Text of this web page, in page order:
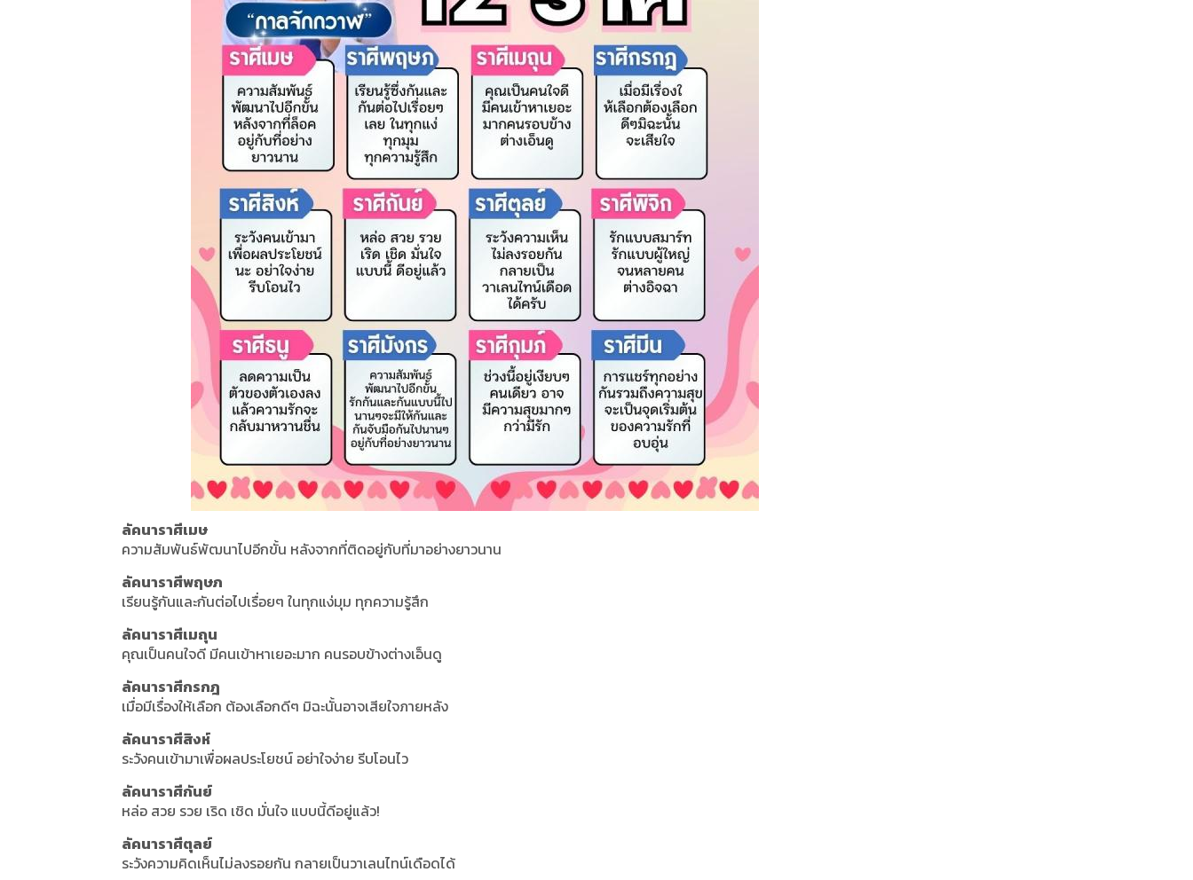
ลัคนาราศีเมษ
ความสัมพันธ์พัฒนาไปอีกขั้น หลังจากที่ติดอยู่กับที่มาอย่างยาวนาน
ลัคนาราศีพฤษภ
เรียนรู้กันและกันต่อไปเรื่อยๆ ในทุกแง่มุม ทุกความรู้สึก
ลัคนาราศีเมถุน
คุณเป็นคนใจดี มีคนเข้าหาเยอะมาก คนรอบข้างต่างเอ็นดู
ลัคนาราศีกรกฎ
เมื่อมีเรื่องให้เลือก ต้องเลือกดีๆ มิฉะนั้นอาจเสียใจภายหลัง
ลัคนาราศีสิงห์
ระวังคนเข้ามาเพื่อผลประโยชน์ อย่าใจง่าย รีบโอนไว
ลัคนาราศีกันย์
หล่อ สวย รวย เริด เชิด มั่นใจ แบบนี้ดีอยู่แล้ว!
ลัคนาราศีตุลย์
ระวังความคิดเห็นไม่ลงรอยกัน กลายเป็นวาเลนไทน์เดือดได้